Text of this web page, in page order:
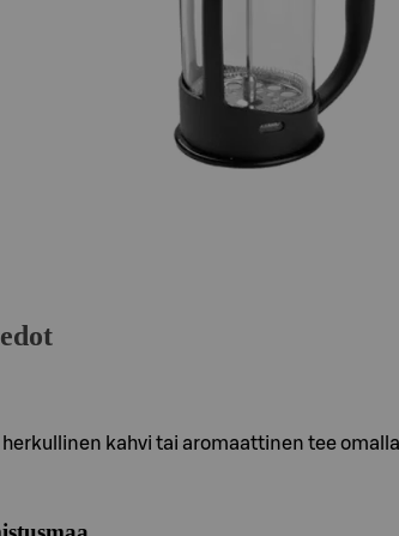
herkullinen kahvi tai aromaattinen tee